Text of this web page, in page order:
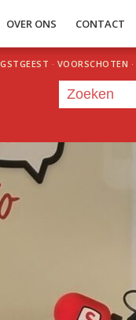
OVER ONS CONTACT
· VOORSCHOTEN ·